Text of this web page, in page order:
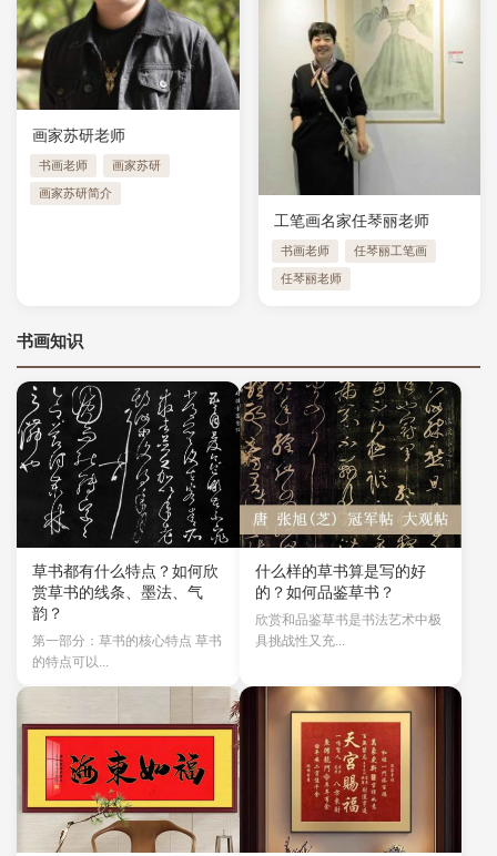
画家苏研老师
书画老师 画家苏研
画家苏研简介
工笔画名家任琴丽老师
书画老师 任琴丽工笔画
任琴丽老师
书画知识
草书都有什么特点？如何欣
赏草书的线条、墨法、气
韵？
第一部分：草书的核心特点 草书
的特点可以...
什么样的草书算是写的好
的？如何品鉴草书？
欣赏和品鉴草书是书法艺术中极
具挑战性又充...